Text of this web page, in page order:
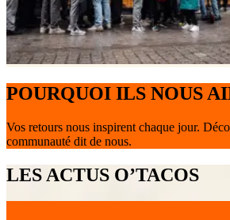
POURQUOI ILS NOUS
Vos retours nous inspirent chaque jour.
communauté dit de nous.
LES ACTUS O’TACOS